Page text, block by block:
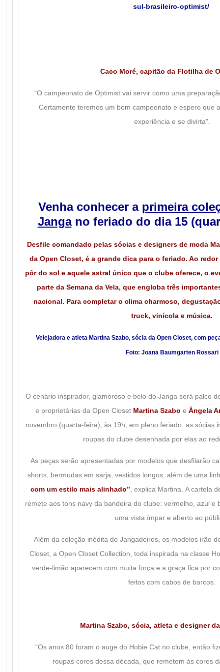
sul-brasileiro-optimist/
Caco Moré, capitão da Flotilha de
“O campeonato de Optimist vai servir como uma
Certamente teremos um bom campeonato e espero que
experiência e se divirta”.
Venha conhecer a primeira
Jangano feriado do dia 15
Desfile comandado pelas sócias e designers de moda
da Open Closet, é a grande dica para o feriado. Ao
pôr do sol e aquele astral único que o clube oferece, o
parte da Semana da Vela, que engloba três
nacional. Para completar o clima charmoso,
truck, vinícola e música.
Velejadora e atleta Martina Szabo, sócia da Open Closet, com
Foto: Joana Baumgarten Rossari
O cenário inspirador, glamoroso e belo do Janga será palco
e proprietárias da Open Closet Martina Szabo e Ângela
novembro (quarta-feira), às 19h, em pleno feriado, as sócias
roupas do clube desenhada por elas ao
As peças serão apresentadas por modelos que desfilarão
shorts, bermudas em sarja, vestidos longos, além de uma
com um estilo mais alinhado” , explica Martina. A cartela
remete aos tons navy da bandeira do clube: vermelho, azul e
uma vista ímpar e aberto ao
Além da coleção inédita do Jangadeiros, os modelos irão
Closet, a Open Closet Collection, toda inspirada na classe
verde-limão aparecem com muita força e a graça fica por
feitos com cabos de barcos.
Martina Szabo, sócia, atleta e designer
“Os anos 80 foram o auge do Hobie Cat no clube, então
roupas cores dessa década, que remetem às cores